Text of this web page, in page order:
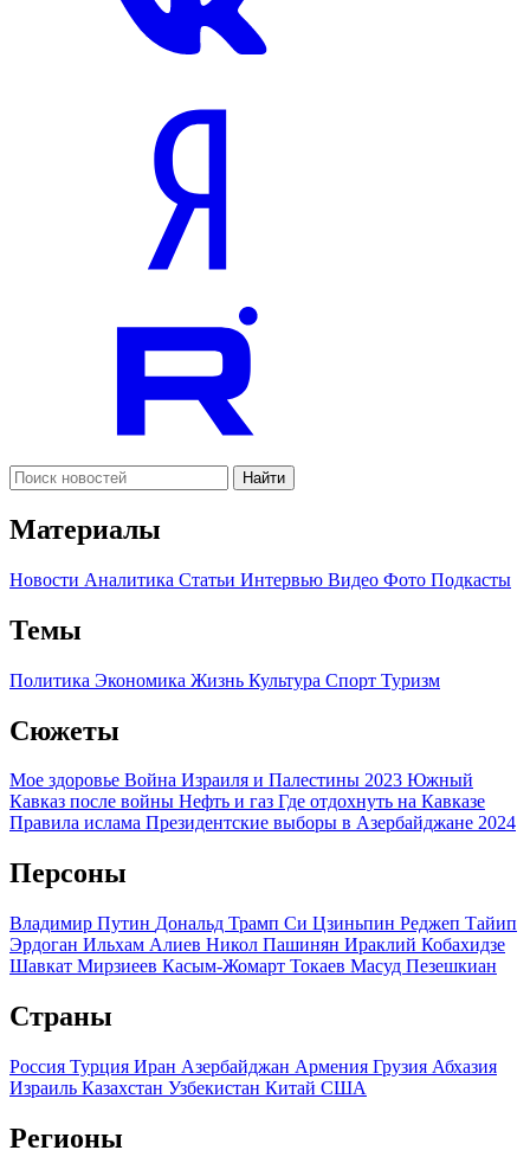
Найти
Материалы
Новости Аналитика Статьи Интервью Видео Фото Подкасты
Темы
Политика Экономика Жизнь Культура Спорт Туризм
Сюжеты
Мое здоровье Война Израиля и Палестины 2023 Южный
Кавказ после войны Нефть и газ Где отдохнуть на Кавказе
Правила ислама Президентские выборы в Азербайджане 2024
Персоны
Владимир Путин Дональд Трамп Си Цзиньпин Реджеп Тайип
Эрдоган Ильхам Алиев Никол Пашинян Ираклий Кобахидзе
Шавкат Мирзиеев Касым-Жомарт Токаев Масуд Пезешкиан
Страны
Россия Турция Иран Азербайджан Армения Грузия Абхазия
Израиль Казахстан Узбекистан Китай США
Регионы